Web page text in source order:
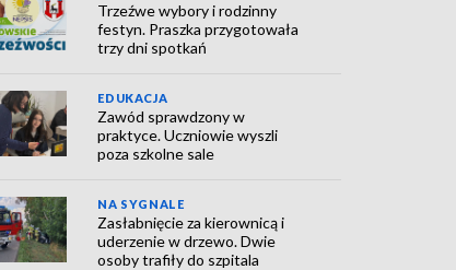
Trzeźwe wybory i rodzinny
festyn. Praszka przygotowała
trzy dni spotkań
EDUKACJA
Zawód sprawdzony w
praktyce. Uczniowie wyszli
poza szkolne sale
NA SYGNALE
Zasłabnięcie za kierownicą i
uderzenie w drzewo. Dwie
osoby trafiły do szpitala